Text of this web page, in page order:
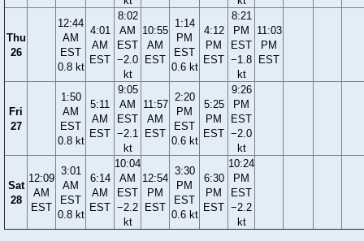
Thu
26
12:44
AM
EST
0.8 kt
4:01
AM
EST
8:02
AM
EST
−2.0
kt
10:55
AM
EST
1:14
PM
EST
0.6 kt
4:12
PM
EST
8:21
PM
EST
−1.8
kt
11:03
PM
EST
Fri
27
1:50
AM
EST
0.8 kt
5:11
AM
EST
9:05
AM
EST
−2.1
kt
11:57
AM
EST
2:20
PM
EST
0.6 kt
5:25
PM
EST
9:26
PM
EST
−2.0
kt
Sat
28
12:09
AM
EST
3:01
AM
EST
0.8 kt
6:14
AM
EST
10:04
AM
EST
−2.2
kt
12:54
PM
EST
3:30
PM
EST
0.6 kt
6:30
PM
EST
10:24
PM
EST
−2.2
kt